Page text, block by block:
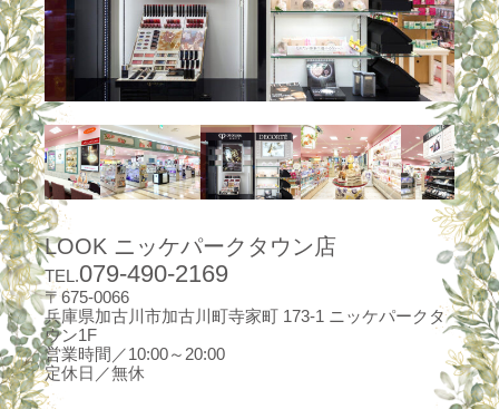
LOOK ニッケパークタウン店
TEL.079-490-2169
〒675-0066
兵庫県加古川市加古川町寺家町 173-1 ニッケパークタ
ウン1F
営業時間／10:00～20:00
定休日／無休